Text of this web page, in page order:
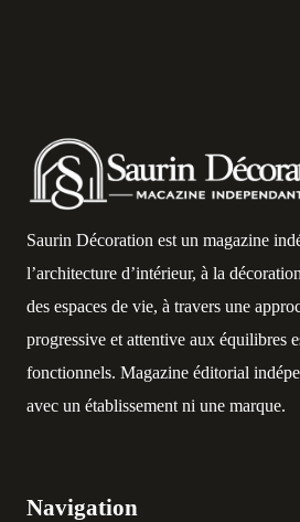
Saurin Décoration est un magazine
l’architecture d’intérieur, à la
des espaces de vie, à travers une
progressive et attentive aux équilibres
fonctionnels. Magazine éditorial
avec un établissement ni une marque.
Navigation